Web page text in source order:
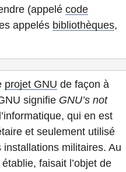
(appelé code
appelés bibliothèques,
projet GNU de façon à
signifie GNU’s not
qui en est
et seulement utilisé
militaires. Au
faisait l’objet de